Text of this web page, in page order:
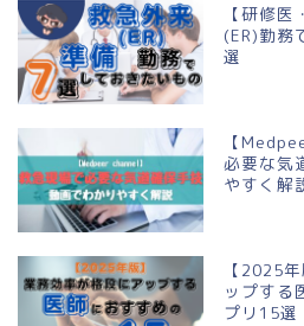
【研修
(ER)勤務
選
【
必要な気
やすく解
【2025
ップする
プリ15選